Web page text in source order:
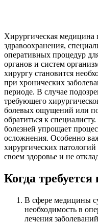
Хирургическая медицина
здравоохранения,
оперативных процедур
органов и систем
хирургу становится
при хронических
периоде. В случае
требующего
болевых ощущений или
обратиться к
болезней упрощает
осложнения. Особенно
хирургических патологий
своем здоровье и не
Когда
В сфере медицины
необходимость в
лечения